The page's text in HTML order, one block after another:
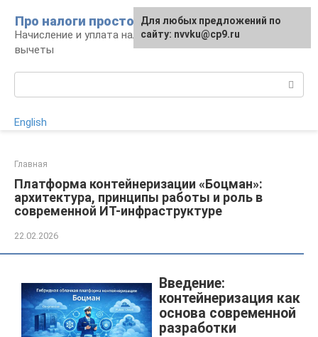
контенту
Про налоги просто
Начисление и уплата налогов, налоговые
вычеты
English
Главная
Платформа контейнеризации «Боцман»:
архитектура, принципы работы и роль в
современной ИТ-инфраструктуре
22.02.2026
Введение:
контейнеризация как
основа современной
разработки
Для любых предложений по
сайту: nvvku@cp9.ru